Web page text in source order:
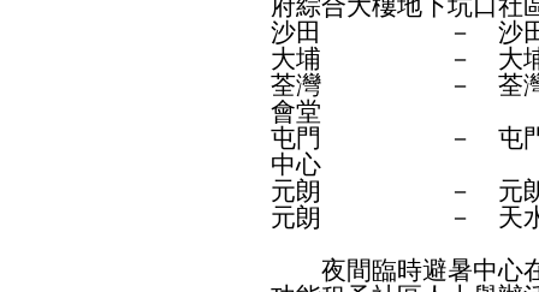
沙田 － 沙田隆
大埔 － 大埔鄉事
荃灣 － 荃灣梨木
會堂
屯門 － 屯門蝴蝶
中心
元朗 － 元朗朗
元朗 － 天水圍
夜間臨時避暑中心在